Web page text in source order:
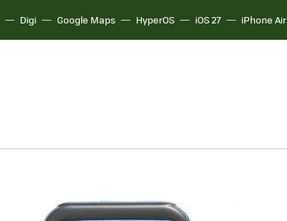
Digi Google Maps HyperOS iOS 27 iPhone Air